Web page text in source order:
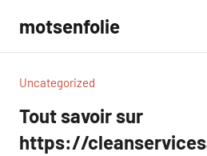
contenu
motsenfolie
Uncategorized
Tout savoir sur
https://